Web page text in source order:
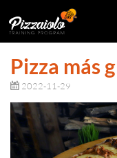
Pizza más
2022-11-29